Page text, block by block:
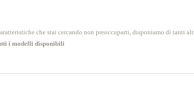
che stai cercando non preoccuparti, disponiamo di tanti
i modelli disponibili